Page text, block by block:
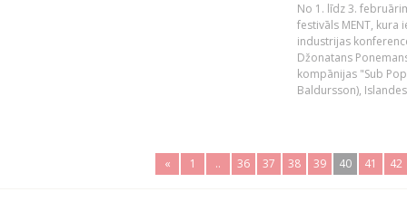
No 1. līdz 3.
festivāls MENT, kura
industrijas
Džonatans
kompānijas "Sub
Baldursson),
« 1 .. 36 37 38 39 40 41 42